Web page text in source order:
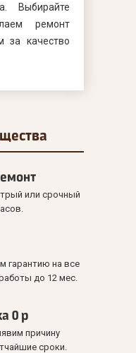
Выбирайте
ремонт
за качество
или срочный
гарантию на все
до 12 мес.
0 р
причину
сроки.